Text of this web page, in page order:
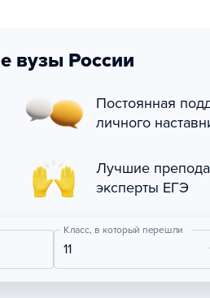
вузы России
Постоянная
личного
Лучшие
эксперты ЕГЭ
Класс, в который перешли
11